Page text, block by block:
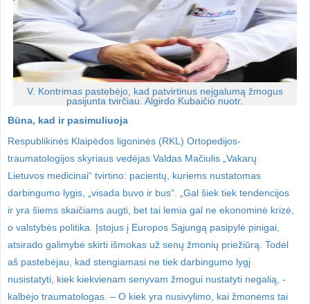
V. Kontrimas pastebėjo, kad patvirtinus neįgalumą žmogus
pasijunta tvirčiau. Algirdo Kubaičio nuotr.
Būna, kad ir pasimuliuoja
Respublikinės Klaipėdos ligoninės (RKL) Ortopedijos-
traumatologijos skyriaus vedėjas Valdas Mačiulis „Vakarų
Lietuvos medicinai“ tvirtino: pacientų, kuriems nustatomas
darbingumo lygis, „visada buvo ir bus“. „Gal šiek tiek tendencijos
ir yra šiems skaičiams augti, bet tai lemia gal ne ekonominė krizė,
o valstybės politika. Įstojus į Europos Sąjungą pasipylė pinigai,
atsirado galimybė skirti išmokas už senų žmonių priežiūrą. Todėl
aš pastebėjau, kad stengiamasi ne tiek darbingumo lygį
nusistatyti, kiek kiekvienam senyvam žmogui nustatyti negalią, -
kalbėjo traumatologas. – O kiek yra nusivylimo, kai žmonėms tai